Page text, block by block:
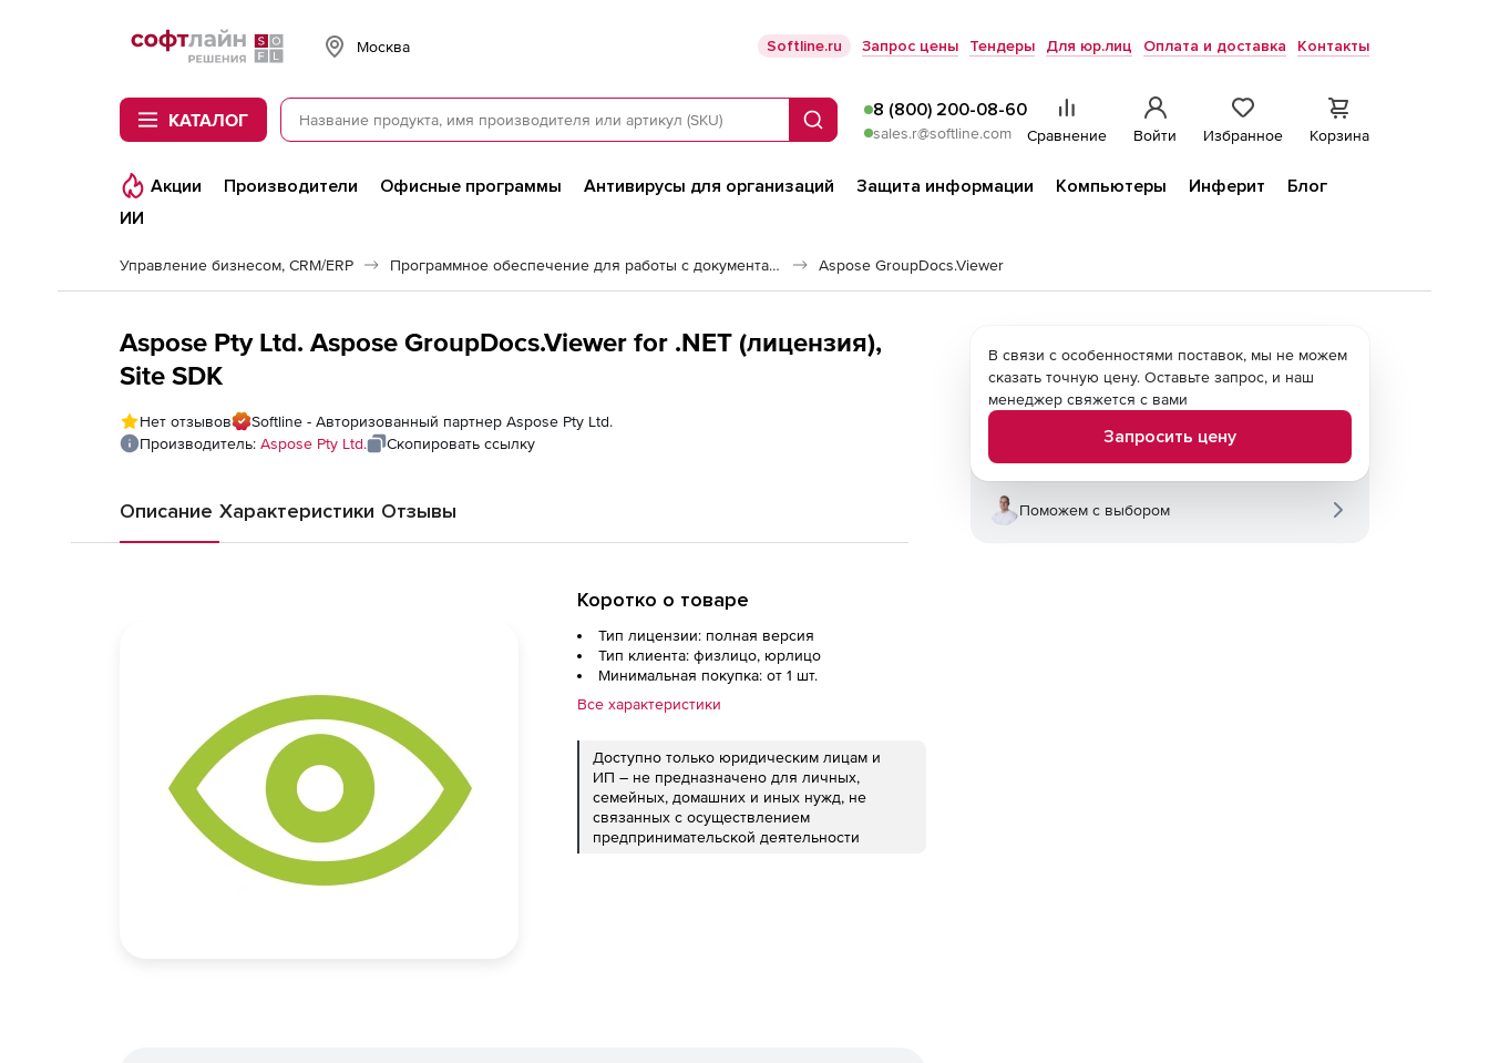
Softline
Москва Softline.ru Запрос цены Тендеры Для юр.лиц Оплата и доставка Контакты
КАТАЛОГ Поиск
8 (800) 200-08-60
sales.r@softline.com Сравнение Войти Избранное Корзина
Акции Производители Офисные программы Антивирусы для организаций Защита информации Компьютеры Инферит
Блог
ИИ
Управление бизнесом, CRM/ERP Программное обеспечение для работы с документами Aspose GroupDocs.Viewer
Aspose Pty Ltd. Aspose GroupDocs.Viewer for .NET (лицензия),
Site SDK
Нет отзывов
Softline - Авторизованный партнер Aspose Pty Ltd.
Производитель: Aspose Pty Ltd. Скопировать ссылку
Описание Характеристики Отзывы
Коротко о товаре
Тип лицензии: полная версия
Тип клиента: физлицо, юрлицо
Минимальная покупка: от 1 шт.
Все характеристики
Доступно только юридическим лицам и
ИП – не предназначено для личных,
семейных, домашних и иных нужд, не
связанных с осуществлением
предпринимательской деятельности
В связи с особенностями поставок, мы не можем
сказать точную цену. Оставьте запрос, и наш
менеджер свяжется с вами
Запросить цену
Поможем с выбором